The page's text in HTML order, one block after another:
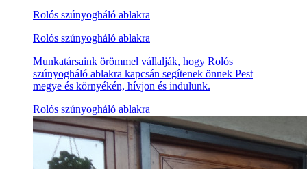
Rolós szúnyogháló ablakra
Rolós szúnyogháló ablakra
Munkatársaink örömmel vállalják, hogy Rolós
szúnyogháló ablakra kapcsán segítenek önnek Pest
megye és környékén, hívjon és indulunk.
Rolós szúnyogháló ablakra